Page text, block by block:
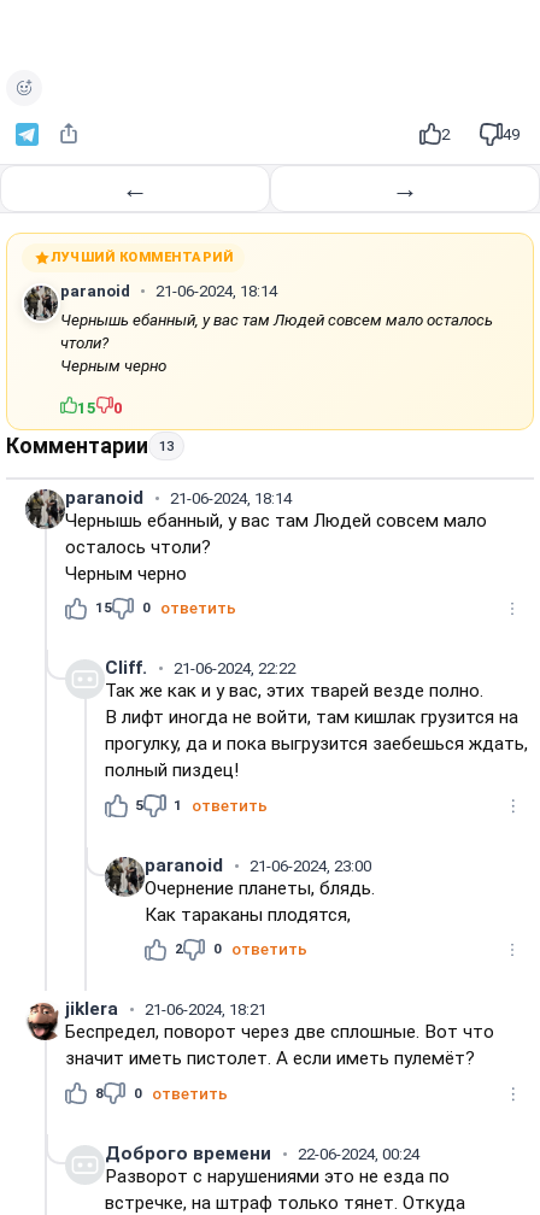
и
2 49
← →
ЛУЧШИЙ КОММЕНТАРИЙ
paranoid
21-06-2024, 18:14
Чернышь ебанный, у вас там Людей совсем мало осталось
чтоли?
Черным черно
15 0
Комментарии 13
paranoid 21-06-2024, 18:14
Чернышь ебанный, у вас там Людей совсем мало
осталось чтоли?
Черным черно
15 0 ответить
Cliff. 21-06-2024, 22:22
Так же как и у вас, этих тварей везде полно.
В лифт иногда не войти, там кишлак грузится на
прогулку, да и пока выгрузится заебешься ждать,
полный пиздец!
5 1 ответить
paranoid 21-06-2024, 23:00
Очернение планеты, блядь.
Как тараканы плодятся,
2 0 ответить
jiklera 21-06-2024, 18:21
Беспредел, поворот через две сплошные. Вот что
значит иметь пистолет. А если иметь пулемёт?
8 0 ответить
Доброго времени 22-06-2024, 00:24
Разворот с нарушениями это не езда по
встречке, на штраф только тянет. Откуда